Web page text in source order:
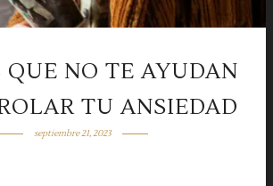
QUE NO TE AYUDAN
TU ANSIEDAD
septiembre 21, 2023